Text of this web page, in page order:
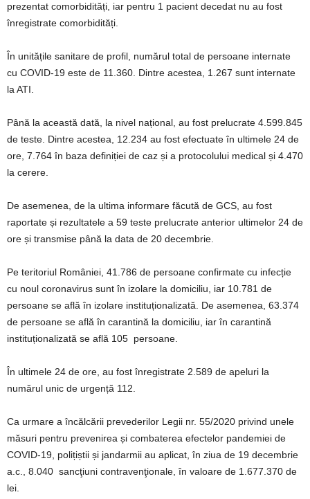
prezentat comorbidități, iar pentru 1 pacient decedat nu au fost
înregistrate comorbidități.
În unitățile sanitare de profil, numărul total de persoane internate
cu COVID-19 este de 11.360. Dintre acestea, 1.267 sunt internate
la ATI.
Până la această dată, la nivel național, au fost prelucrate 4.599.845
de teste. Dintre acestea, 12.234 au fost efectuate în ultimele 24 de
ore, 7.764 în baza definiției de caz și a protocolului medical și 4.470
la cerere.
De asemenea, de la ultima informare făcută de GCS, au fost
raportate și rezultatele a 59 teste prelucrate anterior ultimelor 24 de
ore și transmise până la data de 20 decembrie.
Pe teritoriul României, 41.786 de persoane confirmate cu infecție
cu noul coronavirus sunt în izolare la domiciliu, iar 10.781 de
persoane se află în izolare instituționalizată. De asemenea, 63.374
de persoane se află în carantină la domiciliu, iar în carantină
instituționalizată se află 105 persoane.
În ultimele 24 de ore, au fost înregistrate 2.589 de apeluri la
numărul unic de urgență 112.
Ca urmare a încălcării prevederilor Legii nr. 55/2020 privind unele
măsuri pentru prevenirea și combaterea efectelor pandemiei de
COVID-19, polițiștii și jandarmii au aplicat, în ziua de 19 decembrie
a.c., 8.040 sancţiuni contravenţionale, în valoare de 1.677.370 de
lei.